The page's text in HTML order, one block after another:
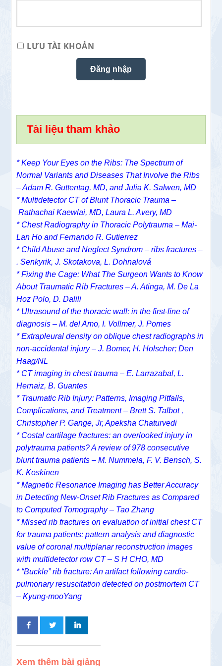
LƯU TÀI KHOẢN
Tài liệu tham khảo
* Keep Your Eyes on the Ribs: The Spectrum of
Normal Variants and Diseases That Involve the Ribs
– Adam R. Guttentag, MD, andJulia K. Salwen, MD
*Multidetector CT of Blunt Thoracic Trauma –
Rathachai Kaewlai, MD,Laura L. Avery, MD
* Chest Radiography in Thoracic Polytrauma –Mai-
Lan Ho andFernando R. Gutierrez
* Child Abuse and Neglect Syndrom – ribs fractures –
. Senkyrik, J. Skotakova, L. Dohnalová
* Fixing the Cage: What The Surgeon Wants to Know
About Traumatic Rib Fractures – A. Atinga, M. De La
Hoz Polo, D. Dalili
* Ultrasound of the thoracic wall: in the first-line of
diagnosis – M. del Amo, I. Vollmer, J. Pomes
* Extrapleural density on oblique chest radiographs in
non-accidental injury – J. Bomer, H. Holscher; Den
Haag/NL
* CT imaging in chest trauma – E. Larrazabal, L.
Hernaiz, B. Guantes
* Traumatic Rib Injury: Patterns, Imaging Pitfalls,
Complications, and Treatment – Brett S. Talbot ,
Christopher P. Gange, Jr, Apeksha Chaturvedi
* Costal cartilage fractures: an overlooked injury in
polytrauma patients? A review of 978 consecutive
blunt trauma patients – M. Nummela, F. V. Bensch, S.
K. Koskinen
* Magnetic Resonance Imaging has Better Accuracy
in Detecting New-Onset Rib Fractures as Compared
to Computed Tomography – Tao Zhang
* Missed rib fractures on evaluation of initial chest CT
for trauma patients: pattern analysis and diagnostic
value of coronal multiplanar reconstruction images
with multidetector row CT – S H CHO, MD
* “Buckle” rib fracture: An artifact following cardio-
pulmonary resuscitation detected on postmortem CT
– Kyung-mooYang
Xem thêm bài giảng